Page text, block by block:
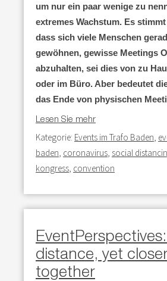
um nur ein paar wenige zu
extremes Wachstum. Es
dass sich viele Menschen
gewöhnen, gewisse Meetings
abzuhalten, sei dies von zu
oder im Büro. Aber bedeutet
das Ende von physischen
Lesen Sie mehr
Kategorie: Events im Trafo Baden,
baden, coronavirus, social
kongress, convention
distance, yet
together